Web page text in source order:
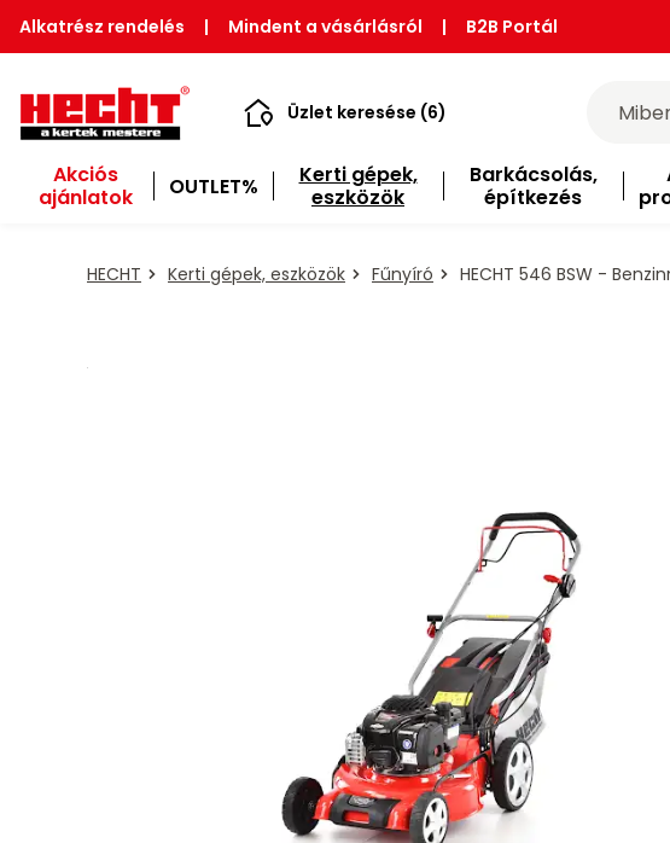
Alkatrész rendelés | Mindent a vásárlásról | B2B Portál
Üzlet keresése (6)
Akciós
ajánlatok
OUTLET%
Kerti gépek,
eszközök
Barkácsolás,
építkezés
HECHT Kerti gépek, eszközök Fűnyíró HECHT 546 BSW -